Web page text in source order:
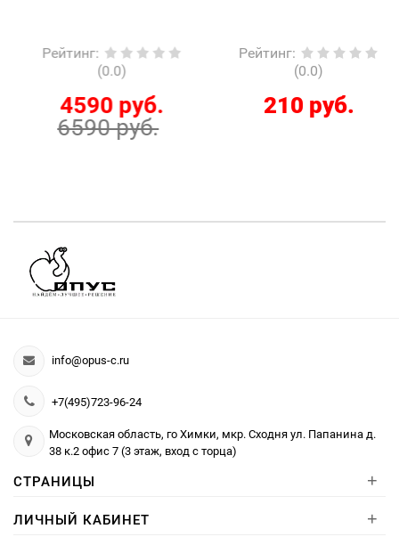
Рейтинг:
(0.0)
4590 руб.
6590 руб.
Рейтинг:
(0.0)
210 руб.
info@opus-c.ru
+7(495)723-96-24
Московская область, го Химки, мкр. Сходня ул. Папанина д.
38 к.2 офис 7 (3 этаж, вход с торца)
СТРАНИЦЫ +
ЛИЧНЫЙ КАБИНЕТ +